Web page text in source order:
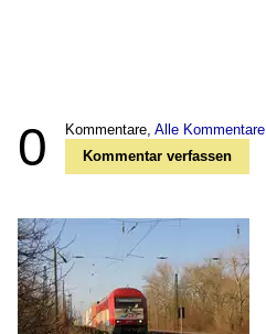
0 Kommentare, Alle Kommentare
Kommentar verfassen